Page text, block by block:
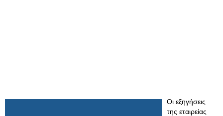
Οι εξηγήσεις
της εταιρείας